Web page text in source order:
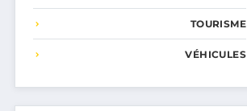
TOURISME
VÉHICULES